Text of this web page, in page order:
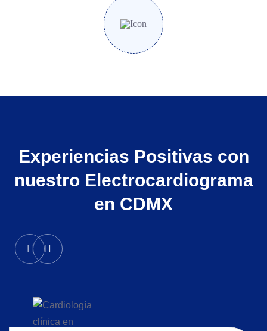
Experiencias Positivas con
nuestro Electrocardiograma
en CDMX